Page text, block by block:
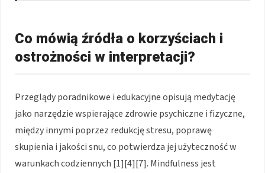
Co mówią źródła o korzyściach i
ostrożności w interpretacji?
Przeglądy poradnikowe i edukacyjne opisują medytację
jako narzędzie wspierające zdrowie psychiczne i fizyczne,
między innymi poprzez redukcję stresu, poprawę
skupienia i jakości snu, co potwierdza jej użyteczność w
warunkach codziennych [1][4][7]. Mindfulness jest